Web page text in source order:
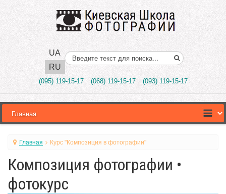
UA
RU
Поиск..
(095) 119-15-17 (068) 119-15-17 (093) 119-15-17
Главная Курс "Композиция в фотографии"
Композиция фотографии •
фотокурс